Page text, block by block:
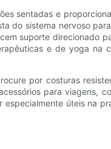
sentadas e
do sistema nervoso
suporte direcionado
e de yoga na
por costuras
para viagens,
úteis na